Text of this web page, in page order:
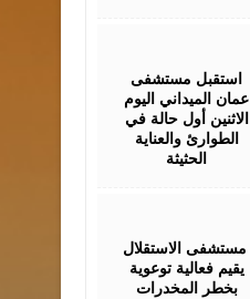
استقبل مستشفى
عمان الميداني اليوم
الاثنين أول حالة في
الطوارئ والعناية
الحثيثة
‏ مستشفى الاستقلال
يقيم فعالية توعوية
بخطر المخدرات
2026